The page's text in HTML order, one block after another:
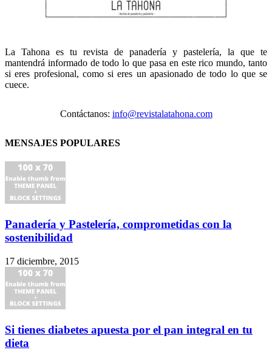
La Tahona es tu revista de panadería y pastelería, la que te
mantendrá informado de todo lo que pasa en este rico mundo, tanto
si eres profesional, como si eres un apasionado de todo lo que se
cuece.
Contáctanos: info@revistalatahona.com
MENSAJES POPULARES
Panadería y Pastelería, comprometidas con la
sostenibilidad
17 diciembre, 2015
Si tienes diabetes apuesta por el pan integral en tu
dieta